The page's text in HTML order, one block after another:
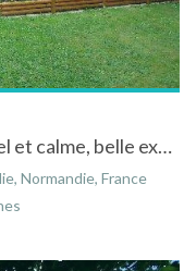
Gîte dans d'un cadre exceptionnel et calme, belle exposition à proximité de tous commerces.
Normandie, France